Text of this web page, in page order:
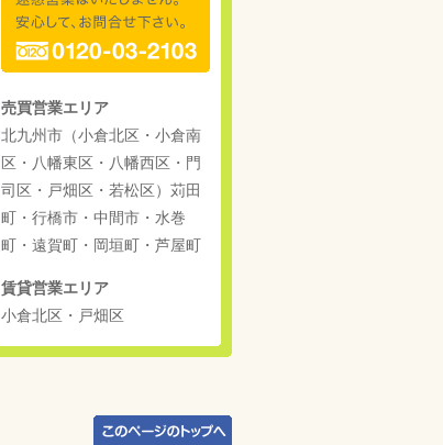
売買営業エリア
北九州市（小倉北区・小倉南
区・八幡東区・八幡西区・門
司区・戸畑区・若松区）苅田
町・行橋市・中間市・水巻
町・遠賀町・岡垣町・芦屋町
賃貸営業エリア
小倉北区・戸畑区